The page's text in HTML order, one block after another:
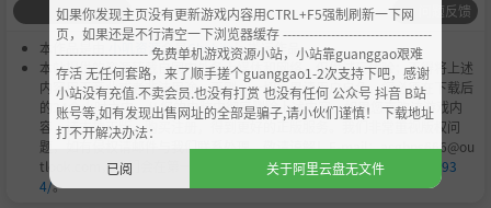
问题反馈
本作品是由
小叽资源会员Chobits's 搬运作品.
本站提供的资源转载自国内外各大媒体和网络，仅供试玩体验；不得将上述
内容用于商业或者非法用途，否则，一切后果请用户自负。您必须在下载后
的24个小时之内，从您的电脑中彻底删除上述内容。如果您喜欢该游戏内
容，请支持正版，购买注册，得到更好的正版服务。我们非常重视版权问
题，如有侵权请邮件与我们联系处理。敬请谅解！E-mail：acgbns666@ou
tlook.com，我们会在第一时间断开下载链接https://steamzg.com/693
4/。
如果你发现主页没有更新游戏内容用CTRL+F5强制刷新一下网
页，如果还是不行清空一下浏览器缓存 ----------------------------------
--------------------- 免费单机游戏资源小站，小站靠guanggao艰难
存活 无任何套路，来了顺手搓个guanggao1-2次支持下吧，感谢
小站没有充值.不卖会员.也没有打赏 也没有任何 公众号 抖音 B站
账号等,如有发现出售网址的全部是骗子,请小伙们谨慎！ 下载地址
打不开解决办法：
已阅
关于阿里云盘无文件